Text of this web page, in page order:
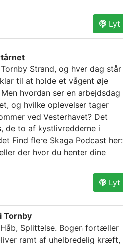
Lyt
Strand, og hver dag står
til at holde et vågent øje
hvordan ser en arbejdsdag
og hvilke oplevelser tager
ved Vesterhavet? Det
de to af kystlivredderne i
Find flere Skaga Podcast her:
der hvor du henter dine
Lyt
Tornby
Splittelse. Bogen fortæller
ramt af uhelbredelig kræft,